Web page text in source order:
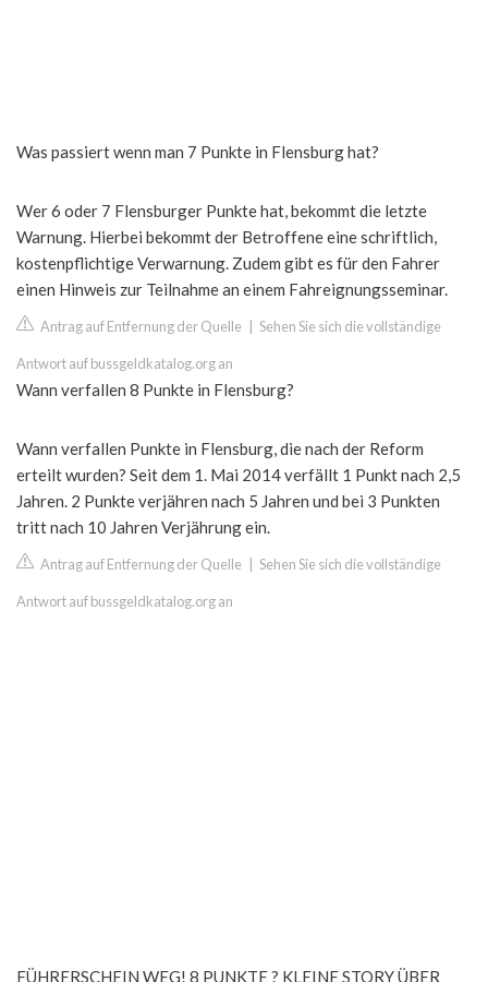
Was passiert wenn man 7 Punkte in Flensburg hat?
Wer 6 oder 7 Flensburger Punkte hat, bekommt die letzte
Warnung. Hierbei bekommt der Betroffene eine schriftlich,
kostenpflichtige Verwarnung. Zudem gibt es für den Fahrer
einen Hinweis zur Teilnahme an einem Fahreignungsseminar.
Antrag auf Entfernung der Quelle Sehen Sie sich die vollständige
Antwort auf bussgeldkatalog.org an
Wann verfallen 8 Punkte in Flensburg?
Wann verfallen Punkte in Flensburg, die nach der Reform
erteilt wurden? Seit dem 1. Mai 2014 verfällt 1 Punkt nach 2,5
Jahren. 2 Punkte verjähren nach 5 Jahren und bei 3 Punkten
tritt nach 10 Jahren Verjährung ein.
Antrag auf Entfernung der Quelle Sehen Sie sich die vollständige
Antwort auf bussgeldkatalog.org an
FÜHRERSCHEIN WEG! 8 PUNKTE ? KLEINE STORY ÜBER